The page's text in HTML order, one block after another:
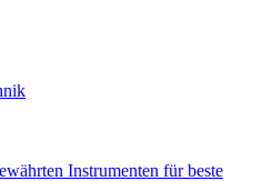
Instrumenten für beste